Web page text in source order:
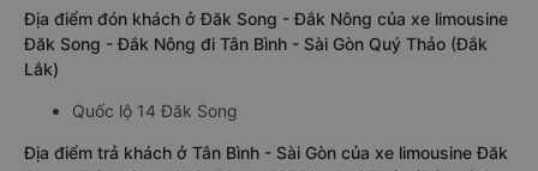
Địa điểm đón khách ở Đăk Song - Đắk Nông của xe limousine
Đăk Song - Đắk Nông đi Tân Bình - Sài Gòn Quý Thảo (Đắk
Lắk)
Quốc lộ 14 Đăk Song
Địa điểm trả khách ở Tân Bình - Sài Gòn của xe limousine Đăk